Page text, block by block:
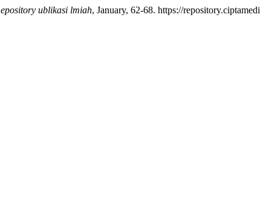
epository ublikasi lmiah, January, 62-68. https://